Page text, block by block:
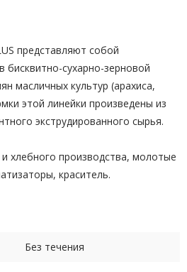
представляют собой
бисквитно-сухарно-зерновой
масличных культур (арахиса,
этой линейки произведены из
экструдированного сырья.
хлебного производства, молотые
краситель.
Без течения